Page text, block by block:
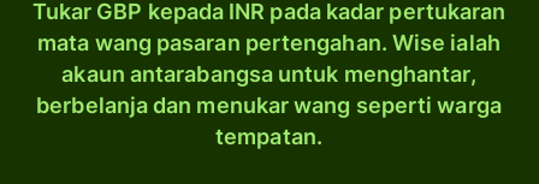
Tukar GBP kepada INR pada kadar pertukaran
mata wang pasaran pertengahan. Wise ialah
akaun antarabangsa untuk menghantar,
berbelanja dan menukar wang seperti warga
tempatan.